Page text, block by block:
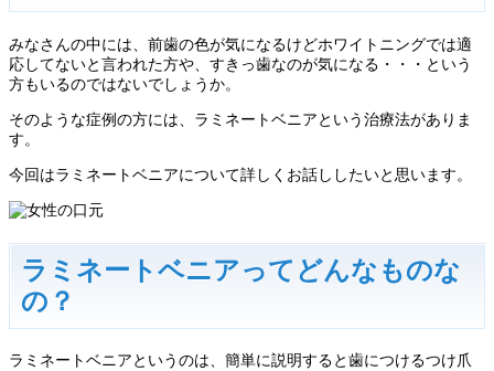
みなさんの中には、前歯の色が気になるけどホワイトニングでは適
応してないと言われた方や、すきっ歯なのが気になる・・・という
方もいるのではないでしょうか。
そのような症例の方には、ラミネートベニアという治療法がありま
す。
今回はラミネートベニアについて詳しくお話ししたいと思います。
ラミネートベニアってどんなものな
の？
ラミネートベニアというのは、簡単に説明すると歯につけるつけ爪